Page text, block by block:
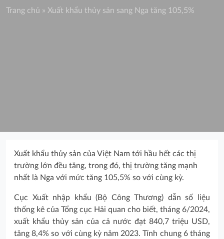
Trang chủ » Xuất khẩu thủy sản sang Nga tăng 105,5%
Xuất khẩu thủy sản của Việt Nam tới hầu hết các thị
trường lớn đều tăng, trong đó, thị trường tăng mạnh
nhất là Nga với mức tăng 105,5% so với cùng kỳ.
Cục Xuất nhập khẩu (Bộ Công Thương) dẫn số liệu
thống kê của Tổng cục Hải quan cho biết, tháng 6/2024,
xuất khẩu thủy sản của cả nước đạt 840,7 triệu USD,
tăng 8,4% so với cùng kỳ năm 2023. Tính chung 6 tháng